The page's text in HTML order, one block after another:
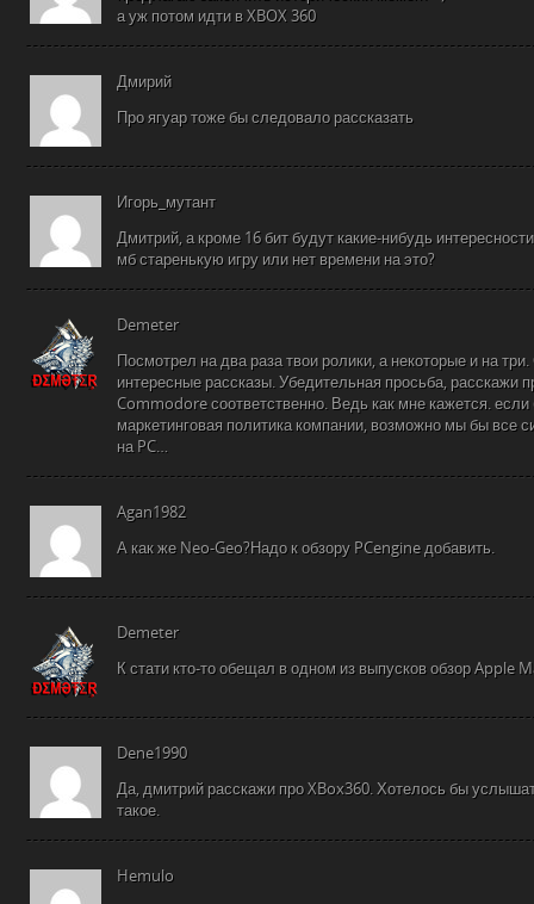
а уж потом идти в XBOX 360
Дмирий
Про ягуар тоже бы следовало рассказать
Игорь_мутант
Дмитрий, а кроме 16 бит будут какие-нибудь
мб старенькую игру или нет времени на это?
Demeter
Посмотрел на два раза твои ролики, а некоторые и на
интересные рассказы. Убедительная просьба, расскажи
Commodore соответственно. Ведь как мне кажется.
маркетинговая политика компании, возможно мы бы все
на PC…
Agan1982
А как же Neo-Geo?Надо к обзору PCengine добавить.
Demeter
К стати кто-то обещал в одном из выпусков обзор Apple
Dene1990
Да, дмитрий расскажи про XBox360. Хотелось бы
такое.
Hemulo